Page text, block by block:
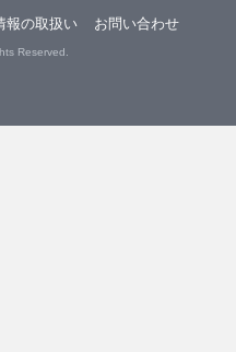
報の取扱い お問い合わせ
Reserved.